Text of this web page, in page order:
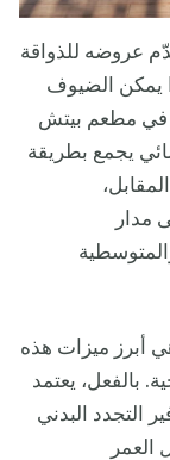
عروضه للذواقة
يمكن الضيوف
في مطعم بيتش
يجمع بطريقة
مدار
أبرز ميزات هذه
بالفعل، يعتمد
التجدد البدني
العمر